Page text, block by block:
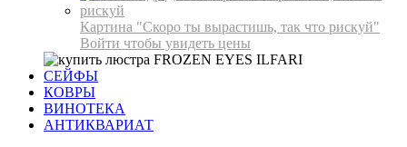
Картина "Скоро ты вырастишь, так что рискуй"
Войти чтобы увидеть цены
СЕЙФЫ
КОВРЫ
ВИНОТЕКА
АНТИКВАРИАТ